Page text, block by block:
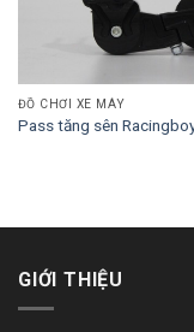
ĐỒ CHƠI XE MÁY
Pass tăng sên
GIỚI THIỆU